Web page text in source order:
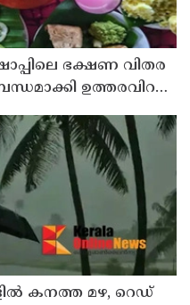
ഭ​ക്ഷ​ണ വി​ത​ര​
ഉ​ത്ത​ര​വി​റ​
കനത്ത മഴ, റെഡ്